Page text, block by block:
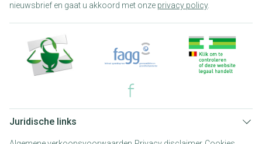
nieuwsbrief en gaat u akkoord met onze privacy policy.
Juridische links